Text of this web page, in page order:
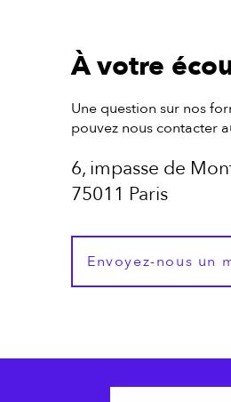
À votre
Une question sur nos
pouvez nous contacter
6, impasse de
75011 Paris
Envoyez-nous un